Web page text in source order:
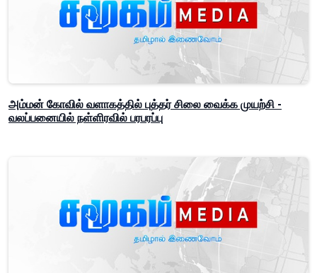
அம்மன் கோவில் வளாகத்தில் புத்தர் சிலை வைக்க முயற்சி -
வலப்பனையில் நள்ளிரவில் பரபரப்பு